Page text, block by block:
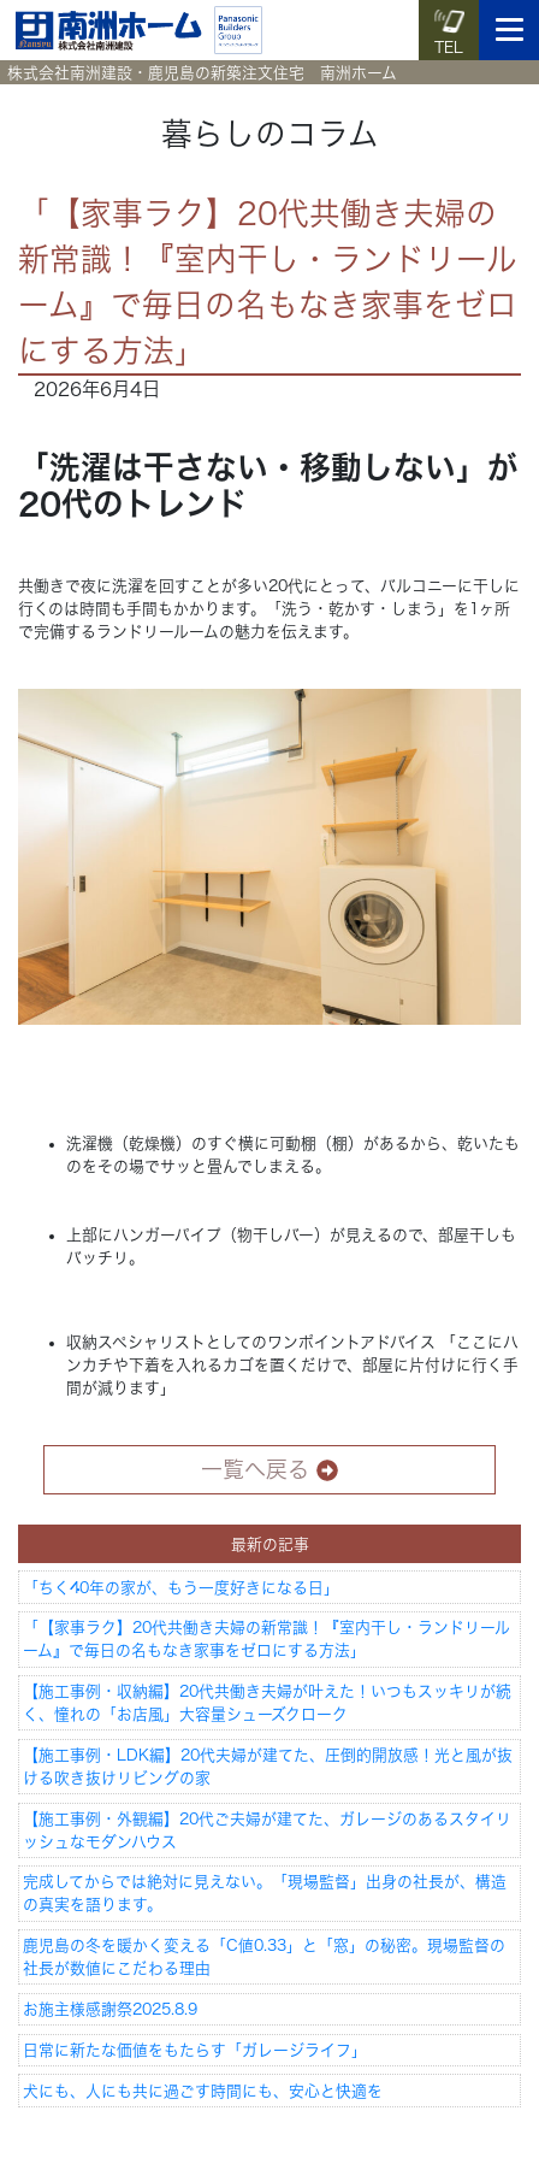
TEL
HOME ホーム
News 新着情報
Works
Voice お客様の声
Concept コンセプト
株式会社南洲建設・鹿児島の新築注文住宅 南洲ホーム
暮らしのコラム
「【家事ラク】20代共働き夫婦の
新常識！『室内干し・ランドリール
ーム』で毎日の名もなき家事をゼロ
にする方法」
2026年6月4日
「洗濯は干さない・移動しない」が
20代のトレンド
共働きで夜に洗濯を回すことが多い20代にとって、バルコニーに干しに
行くのは時間も手間もかかります。「洗う・乾かす・しまう」を1ヶ所
で完備するランドリールームの魅力を伝えます。
洗濯機（乾燥機）のすぐ横に可動棚（棚）があるから、乾いたも
のをその場でサッと畳んでしまえる。
上部にハンガーパイプ（物干しバー）が見えるので、部屋干しも
バッチリ。
収納スペシャリストとしてのワンポイントアドバイス
「ここにハ
ンカチや下着を入れるカゴを置くだけで、部屋に片付けに行く手
間が減ります」
一覧へ戻る
最新の記事
「ちく40年の家が、もう一度好きになる日」
「【家事ラク】20代共働き夫婦の新常識！『室内干し・ランドリール
ーム』で毎日の名もなき家事をゼロにする方法」
【施工事例・収納編】20代共働き夫婦が叶えた！いつもスッキリが続
く、憧れの「お店風」大容量シューズクローク
【施工事例・LDK編】20代夫婦が建てた、圧倒的開放感！光と風が抜
ける吹き抜けリビングの家
【施工事例・外観編】20代ご夫婦が建てた、ガレージのあるスタイリ
ッシュなモダンハウス
完成してからでは絶対に見えない。「現場監督」出身の社長が、構造
の真実を語ります。
鹿児島の冬を暖かく変える「C値0.33」と「窓」の秘密。現場監督の
社長が数値にこだわる理由
お施主様感謝祭2025.8.9
日常に新たな価値をもたらす「ガレージライフ」
犬にも、人にも共に過ごす時間にも、安心と快適を